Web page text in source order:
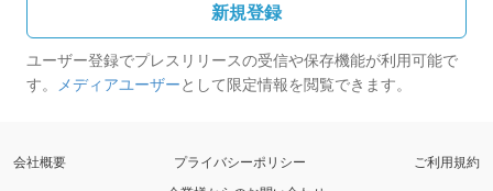
新規登録
ユーザー登録でプレスリリースの受信や保存機能が利用可能で
す。 メディアユーザーとして限定情報を閲覧できます。
会社概要 プライバシーポリシー
ご利用規約